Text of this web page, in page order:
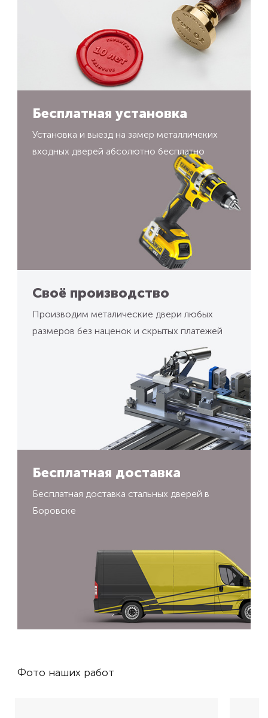
Бесплатная установка
Установка и выезд на замер металличеких
входных дверей абсолютно бесплатно
Своё производство
Производим металические двери любых
размеров без наценок и скрытых платежей
Бесплатная доставка
Бесплатная доставка стальных дверей в
Боровске
Фото наших работ